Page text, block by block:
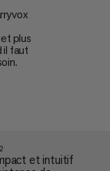
plus
il faut
et intuitif